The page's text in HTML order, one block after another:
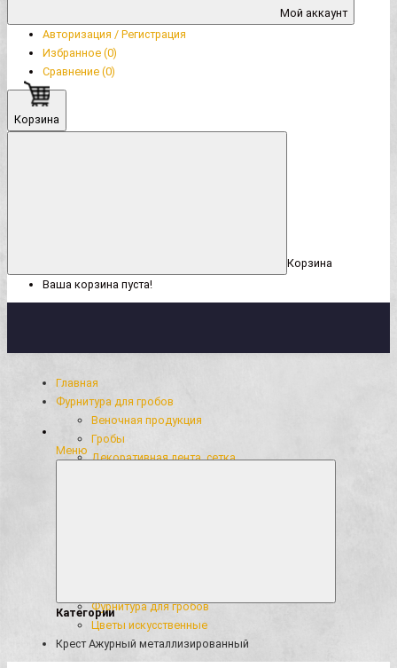
Мой аккаунт
Авторизация / Регистрация
Избранное (0)
Сравнение (0)
Корзина
Корзина
Ваша корзина пуста!
Меню
Категории
Главная
Фурнитура для гробов
Веночная продукция
Гробы
Декоративная лента, сетка
Фурнитура для гробов
Цветы искусственные
Крест Ажурный металлизированный